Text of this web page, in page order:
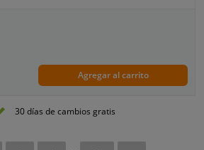
Agregar al carrito
30 días de cambios gratis